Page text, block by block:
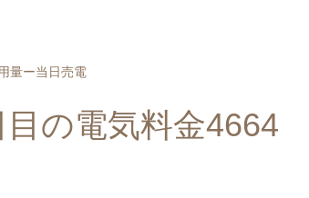
量ー当日売電
の電気料金4664